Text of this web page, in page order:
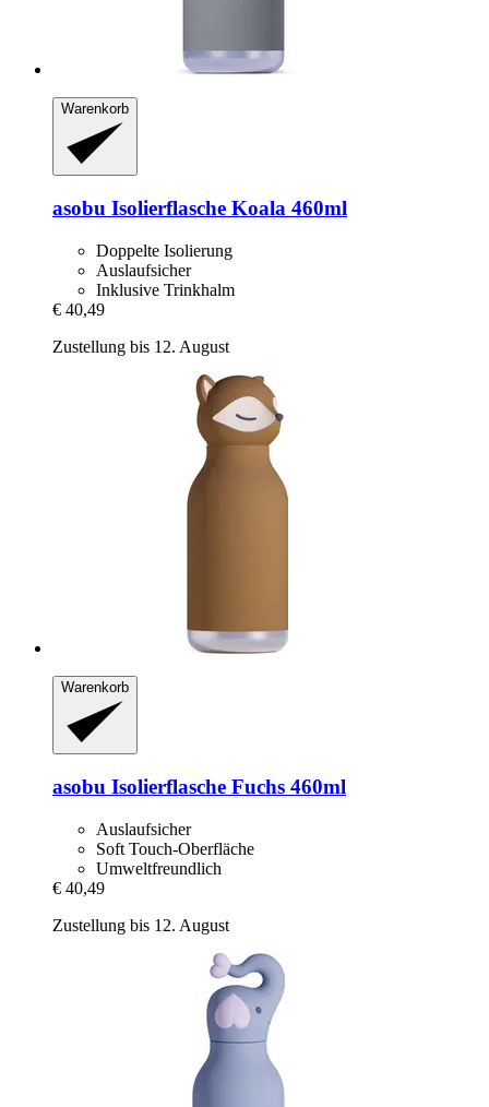
Warenkorb
asobu Isolierflasche Koala 460ml
Doppelte Isolierung
Auslaufsicher
Inklusive Trinkhalm
€ 40,49
Zustellung bis 12. August
Warenkorb
asobu Isolierflasche Fuchs 460ml
Auslaufsicher
Soft Touch-Oberfläche
Umweltfreundlich
€ 40,49
Zustellung bis 12. August